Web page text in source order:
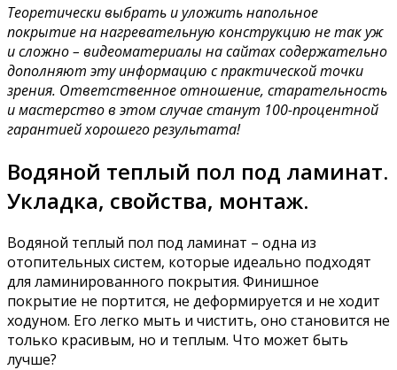
Теоретически выбрать и уложить напольное
покрытие на нагревательную конструкцию не так уж
и сложно – видеоматериалы на сайтах содержательно
дополняют эту информацию с практической точки
зрения. Ответственное отношение, старательность
и мастерство в этом случае станут 100-процентной
гарантией хорошего результата!
Водяной теплый пол под ламинат.
Укладка, свойства, монтаж.
Водяной теплый пол под ламинат – одна из
отопительных систем, которые идеально подходят
для ламинированного покрытия. Финишное
покрытие не портится, не деформируется и не ходит
ходуном. Его легко мыть и чистить, оно становится не
только красивым, но и теплым. Что может быть
лучше?